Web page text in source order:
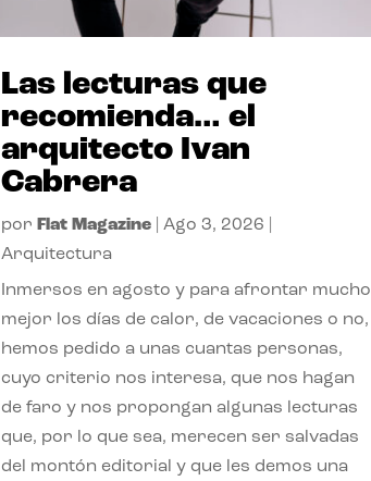
Las lecturas que
recomienda… el
arquitecto Ivan
Cabrera
por Flat Magazine |Ago 3, 2026
Arquitectura
Inmersos en agosto y para afrontar mucho
mejor los días de calor, de vacaciones o no,
hemos pedido a unas cuantas personas,
cuyo criterio nos interesa, que nos hagan
de faro y nos propongan algunas lecturas
que, por lo que sea, merecen ser salvadas
del montón editorial y que les demos una